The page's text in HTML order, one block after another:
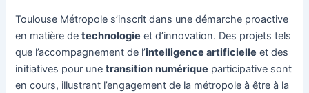
Toulouse Métropole s’inscrit dans une démarche proactive
en matière detechnologie et d’innovation. Des projets tels
que l’accompagnement de l’intelligence artificielle et des
initiatives pour unetransition numérique participative sont
en cours, illustrant l’engagement de la métropole à être à la